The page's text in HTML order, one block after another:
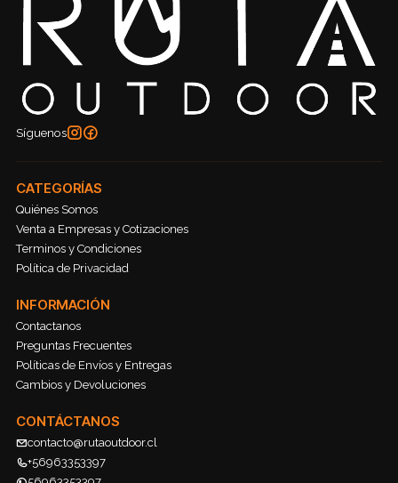
Síguenos
CATEGORÍAS
Quiénes Somos
Venta a Empresas y Cotizaciones
Terminos y Condiciones
Política de Privacidad
INFORMACIÓN
Contactanos
Preguntas Frecuentes
Políticas de Envíos y Entregas
Cambios y Devoluciones
CONTÁCTANOS
contacto@rutaoutdoor.cl
+56963353397